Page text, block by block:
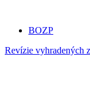
BOZP
Revízie vyhradených